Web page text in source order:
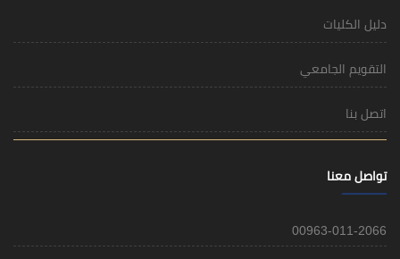
دليل الكليات
التقويم الجامعي
اتصل بنا
تواصل معنا
00963-011-2066